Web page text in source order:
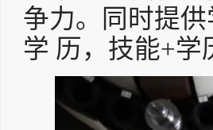
争力。同时提
学 历，技能+